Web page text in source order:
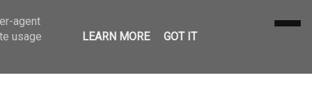
agent
usage
LEARN MORE GOT IT